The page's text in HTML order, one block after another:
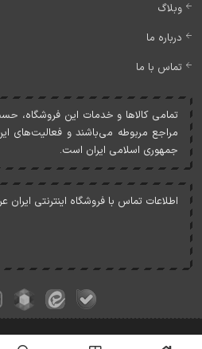
وبلاگ
درباره ما
تماس با ما
تمامی کالاها و خدمات اين فروشگاه،
مراجع مربوطه می‌باشند و فعاليت‌های
جمهوری اسلامی ايران است.
اطلاعات تماس با فروشگاه اینترنتی ایران
کلیه حقوق این وبسایت متعلق